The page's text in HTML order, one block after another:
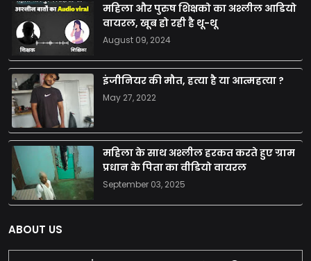
महिला और पुरुष शिक्षको का अश्लील आडियो
वायरल, खूब हो रही है थू-थू
August 09, 2024
इंजीनियर की मौत, हत्या है या आत्महत्या ?
May 27, 2022
महिला के साथ अश्लील हरकत करते हुए ग्राम
प्रधान के पिता का वीडियो वायरल
September 03, 2025
ABOUT US